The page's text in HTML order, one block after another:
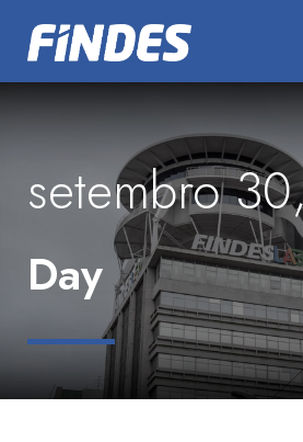
setembro
Day